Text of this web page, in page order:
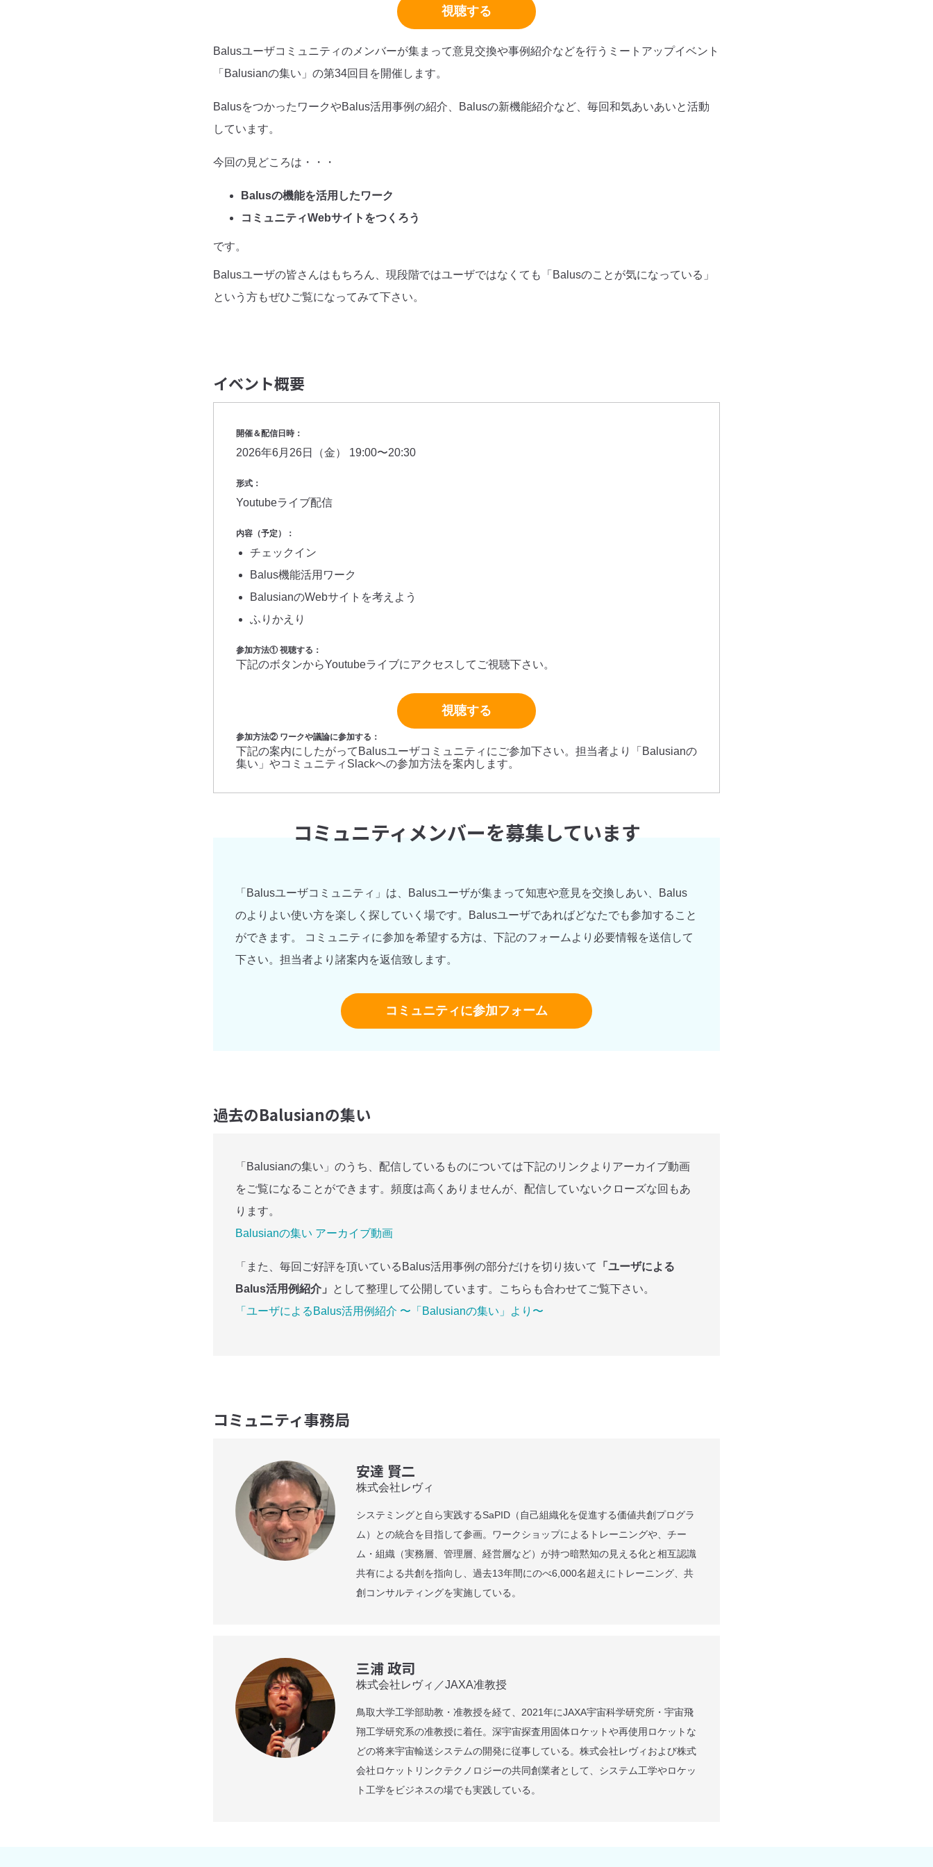
視聴する
Balusユーザコミュニティのメンバーが集まって意見交換や事例紹介などを行うミートアップイベント
「Balusianの集い」の第34回目を開催します。
BalusをつかったワークやBalus活用事例の紹介、Balusの新機能紹介など、毎回和気あいあいと活動
しています。
今回の見どころは・・・
Balusの機能を活用したワーク
コミュニティWebサイトをつくろう
です。
Balusユーザの皆さんはもちろん、現段階ではユーザではなくても「Balusのことが気になっている」
という方もぜひご覧になってみて下さい。
イベント概要
開催＆配信日時：
2026年6月26日（金） 19:00〜20:30
形式：
Youtubeライブ配信
内容（予定）：
チェックイン
Balus機能活用ワーク
BalusianのWebサイトを考えよう
ふりかえり
参加方法① 視聴する：
下記のボタンからYoutubeライブにアクセスしてご視聴下さい。
視聴する
参加方法② ワークや議論に参加する：
下記の案内にしたがってBalusユーザコミュニティにご参加下さい。担当者より「Balusianの
集い」やコミュニティSlackへの参加方法を案内します。
コミュニティメンバーを募集しています
「Balusユーザコミュニティ」は、Balusユーザが集まって知恵や意見を交換しあい、Balus
のよりよい使い方を楽しく探していく場です。Balusユーザであればどなたでも参加すること
ができます。 コミュニティに参加を希望する方は、下記のフォームより必要情報を送信して
下さい。担当者より諸案内を返信致します。
コミュニティに参加フォーム
過去のBalusianの集い
「Balusianの集い」のうち、配信しているものについては下記のリンクよりアーカイブ動画
をご覧になることができます。頻度は高くありませんが、配信していないクローズな回もあ
ります。
Balusianの集い アーカイブ動画
「また、毎回ご好評を頂いているBalus活用事例の部分だけを切り抜いて
「ユーザによる
Balus活用例紹介」
として整理して公開しています。こちらも合わせてご覧下さい。
「ユーザによるBalus活用例紹介 〜「Balusianの集い」より〜
コミュニティ事務局
安達 賢二
株式会社レヴィ
システミングと自ら実践するSaPID（自己組織化を促進する価値共創プログラ
ム）との統合を目指して参画。ワークショップによるトレーニングや、チー
ム・組織（実務層、管理層、経営層など）が持つ暗黙知の見える化と相互認識
共有による共創を指向し、過去13年間にのべ6,000名超えにトレーニング、共
創コンサルティングを実施している。
三浦 政司
株式会社レヴィ／JAXA准教授
鳥取大学工学部助教・准教授を経て、2021年にJAXA宇宙科学研究所・宇宙飛
翔工学研究系の准教授に着任。深宇宙探査用固体ロケットや再使用ロケットな
どの将来宇宙輸送システムの開発に従事している。株式会社レヴィおよび株式
会社ロケットリンクテクノロジーの共同創業者として、システム工学やロケッ
ト工学をビジネスの場でも実践している。